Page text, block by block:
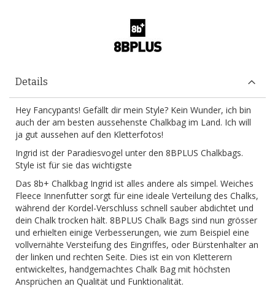
Details
Hey Fancypants! Gefällt dir mein Style? Kein Wunder, ich bin
auch der am besten aussehenste Chalkbag im Land. Ich will
ja gut aussehen auf den Kletterfotos!
Ingrid ist der Paradiesvogel unter den 8BPLUS Chalkbags.
Style ist für sie das wichtigste
Das 8b+ Chalkbag Ingrid ist alles andere als simpel. Weiches
Fleece Innenfutter sorgt für eine ideale Verteilung des Chalks,
während der Kordel-Verschluss schnell sauber abdichtet und
dein Chalk trocken hält. 8BPLUS Chalk Bags sind nun grösser
und erhielten einige Verbesserungen, wie zum Beispiel eine
vollvernähte Versteifung des Eingriffes, oder Bürstenhalter an
der linken und rechten Seite. Dies ist ein von Kletterern
entwickeltes, handgemachtes Chalk Bag mit höchsten
Ansprüchen an Qualität und Funktionalität.